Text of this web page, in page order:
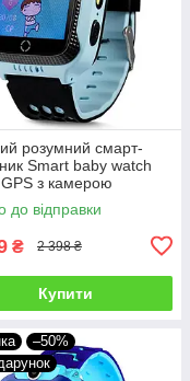
розумний смарт-
Smart baby watch
з камерою
для дітей із
Блакитний
до відправки
₴ 2 398 ₴
Купити
–50%